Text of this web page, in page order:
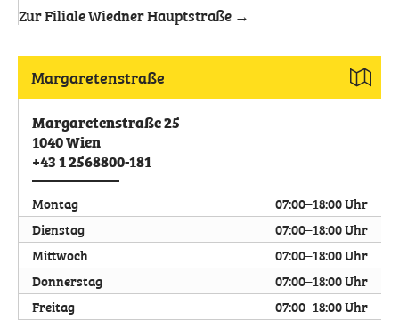
Zur Filiale Wiedner Hauptstraße →
Margaretenstraße
Margaretenstraße 25
1040Wien
+43 1 2568800-181
Montag
07:00–18:00 Uhr
Dienstag
07:00–18:00 Uhr
Mittwoch
07:00–18:00 Uhr
Donnerstag
07:00–18:00 Uhr
Freitag
07:00–18:00 Uhr